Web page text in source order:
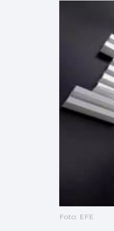
Foto: EFE